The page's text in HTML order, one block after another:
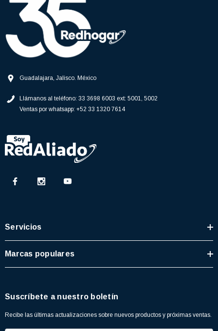
Guadalajara, Jalisco. México
Llámanos al teléfono: 33 3698 6003 ext: 5001, 5002
Ventas por whatsapp: +52 33 1320 7614
Servicios
Marcas populares
Suscríbete a nuestro boletín
Recibe las últimas actualizaciones sobre nuevos productos y próximas ventas.